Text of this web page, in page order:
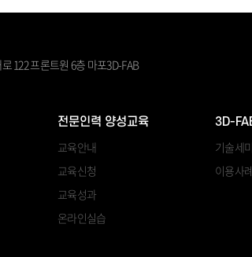
122 프론트원 6층 마포3D-FAB
전문인력 양성교육
교육안내
교육신청
교육성과
온라인실습
3D-
기술세
이용사